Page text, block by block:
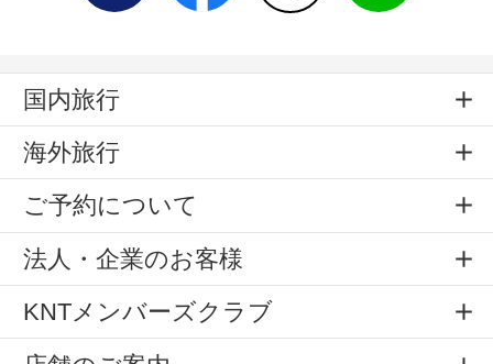
国内旅行
海外旅行
ご予約について
法人・企業のお客様
KNTメンバーズクラブ